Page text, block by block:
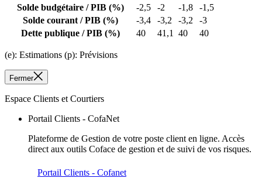
Solde budgétaire / PIB (%) -2,5 -2 -1,8
-1,5
Solde courant / PIB (%) -3,4 -3,2 -3,2
-3
Dette publique / PIB (%) 40 41,1 40 40
(e): Estimations (p): Prévisions
Fermer
Espace Clients et Courtiers
Portail Clients - CofaNet
Plateforme de Gestion de votre poste client en ligne. Accès
direct aux outils Coface de gestion et de suivi de vos risques.
Portail Clients - Cofanet